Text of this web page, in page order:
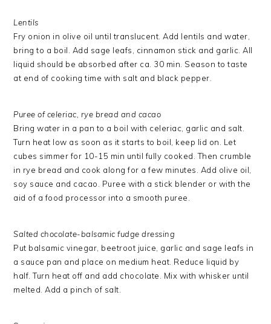
Lentils
Fry onion in olive oil until translucent. Add lentils and water,
bring to a boil. Add sage leafs, cinnamon stick and garlic. All
liquid should be absorbed after ca. 30 min. Season to taste
at end of cooking time with salt and black pepper.
Puree of celeriac, rye bread and cacao
Bring water in a pan to a boil with celeriac, garlic and salt.
Turn heat low as soon as it starts to boil, keep lid on. Let
cubes simmer for 10-15 min until fully cooked. Then crumble
in rye bread and cook along for a few minutes. Add olive oil,
soy sauce and cacao. Puree with a stick blender or with the
aid of a food processor into a smooth puree.
Salted chocolate-balsamic fudge dressing
Put balsamic vinegar, beetroot juice, garlic and sage leafs in
a sauce pan and place on medium heat. Reduce liquid by
half. Turn heat off and add chocolate. Mix with whisker until
melted. Add a pinch of salt.